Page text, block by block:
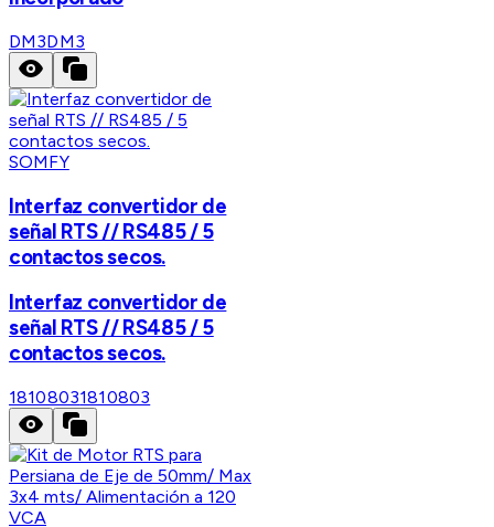
DM3DM3
SOMFY
Interfaz convertidor de
señal RTS // RS485 / 5
contactos secos.
Interfaz convertidor de
señal RTS // RS485 / 5
contactos secos.
18108031810803